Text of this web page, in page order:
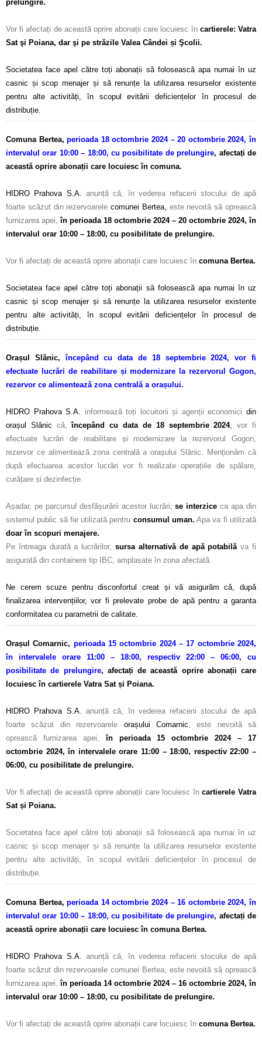
prelungire.
Vor fi afectați de această oprire abonații care locuiesc în cartierele: Vatra
Sat şi Poiana, dar şi pe străzile Valea Cândei și Şcolii.
Societatea face apel către toți abonații să folosească apa numai în uz
casnic și scop menajer și să renunțe la utilizarea resurselor existente
pentru alte activități, în scopul evitării deficiențelor în procesul de
distribuție.
Comuna Bertea,perioada 18 octombrie 2024 – 20 octombrie 2024,în
intervalul orar 10:00 – 18:00, cu posibilitate de prelungire, afectați de
această oprire abonații care locuiesc în comuna.
HIDRO Prahova S.A. anunță că, în vederea refacerii stocului de apă
foarte scăzut din rezervoarelecomunei Bertea, este nevoită să oprească
furnizarea apei,în perioada 18 octombrie 2024 – 20 octombrie 2024,în
intervalul orar 10:00 – 18:00, cu posibilitate de prelungire.
Vor fi afectați de această oprire abonații care locuiesc în comuna Bertea.
Societatea face apel către toți abonații să folosească apa numai în uz
casnic și scop menajer și să renunțe la utilizarea resurselor existente
pentru alte activități, în scopul evitării deficiențelor în procesul de
distribuție.
Orașul Slănic, începând cu data de 18 septembrie 2024, vor fi
efectuate lucrări de reabilitare și modernizare la rezervorul Gogon,
rezervor ce alimentează zona centrală a orașului.
HIDRO Prahova S.A. informează toți locuitorii și agenții economicidin
orașul Slănic că, începând cu data de 18 septembrie 2024, vor fi
efectuate lucrări de reabilitare și modernizare la rezervorul Gogon,
rezervor ce alimentează zona centrală a orașului Slănic. Menționăm că
după efectuarea acestor lucrări vor fi realizate operațiile de spălare,
curățare și dezinfecție.
Așadar, pe parcursul desfășurării acestor lucrări,se interziceca apa din
sistemul public să fie utilizată pentru consumul uman. Apa va fi utilizată
doar în scopuri menajere.
Pe întreaga durată a lucrărilor,sursa alternativă de apă potabilă va fi
asigurată din containere tip IBC, amplasate în zona afectată.
Ne cerem scuze pentru disconfortul creat și vă asigurăm că, după
finalizarea intervențiilor, vor fi prelevate probe de apă pentru a garanta
conformitatea cu parametrii de calitate.
Orașul Comarnic, perioada 15 octombrie 2024 – 17 octombrie 2024,
în intervalele orare 11:00 – 18:00, respectiv 22:00 – 06:00, cu
posibilitate de prelungire, afectați de această oprire abonații care
locuiesc în cartierele Vatra Sat și Poiana.
HIDRO Prahova S.A. anunță că, în vederea refacerii stocului de apă
foarte scăzut din rezervoarele orașului Comarnic, este nevoită să
oprească furnizarea apei,
în perioada 15 octombrie 2024 – 17
octombrie 2024, în intervalele orare 11:00 – 18:00, respectiv 22:00 –
06:00, cu posibilitate de prelungire.
Vor fi afectați de această oprire abonații care locuiesc în cartierele Vatra
Sat și Poiana.
Societatea face apel către toți abonații să folosească apa numai în uz
casnic și scop menajer și să renunțe la utilizarea resurselor existente
pentru alte activități, în scopul evitării deficiențelor în procesul de
distribuție.
Comuna Bertea,perioada 14 octombrie 2024 – 16 octombrie 2024, în
intervalul orar 10:00 – 18:00, cu posibilitate de prelungire, afectați de
această oprire abonații care locuiesc în comuna Bertea.
HIDRO Prahova S.A. anunță că, în vederea refacerii stocului de apă
foarte scăzut din rezervoarele comunei Bertea, este nevoită să oprească
furnizarea apei, în perioada 14 octombrie 2024 – 16 octombrie 2024, în
intervalul orar 10:00 – 18:00, cu posibilitate de prelungire.
Vor fi afectați de această oprire abonații care locuiesc în comuna Bertea.